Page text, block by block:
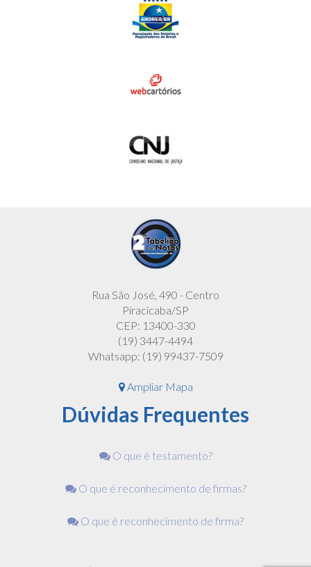
Rua São José, 490 - Centro
Piracicaba/SP
CEP: 13400-330
(19) 3447-4494
Whatsapp: (19) 99437-7509
Ampliar Mapa
Dúvidas Frequentes
O que é testamento?
O que é reconhecimento de firmas?
O que é reconhecimento de firma?